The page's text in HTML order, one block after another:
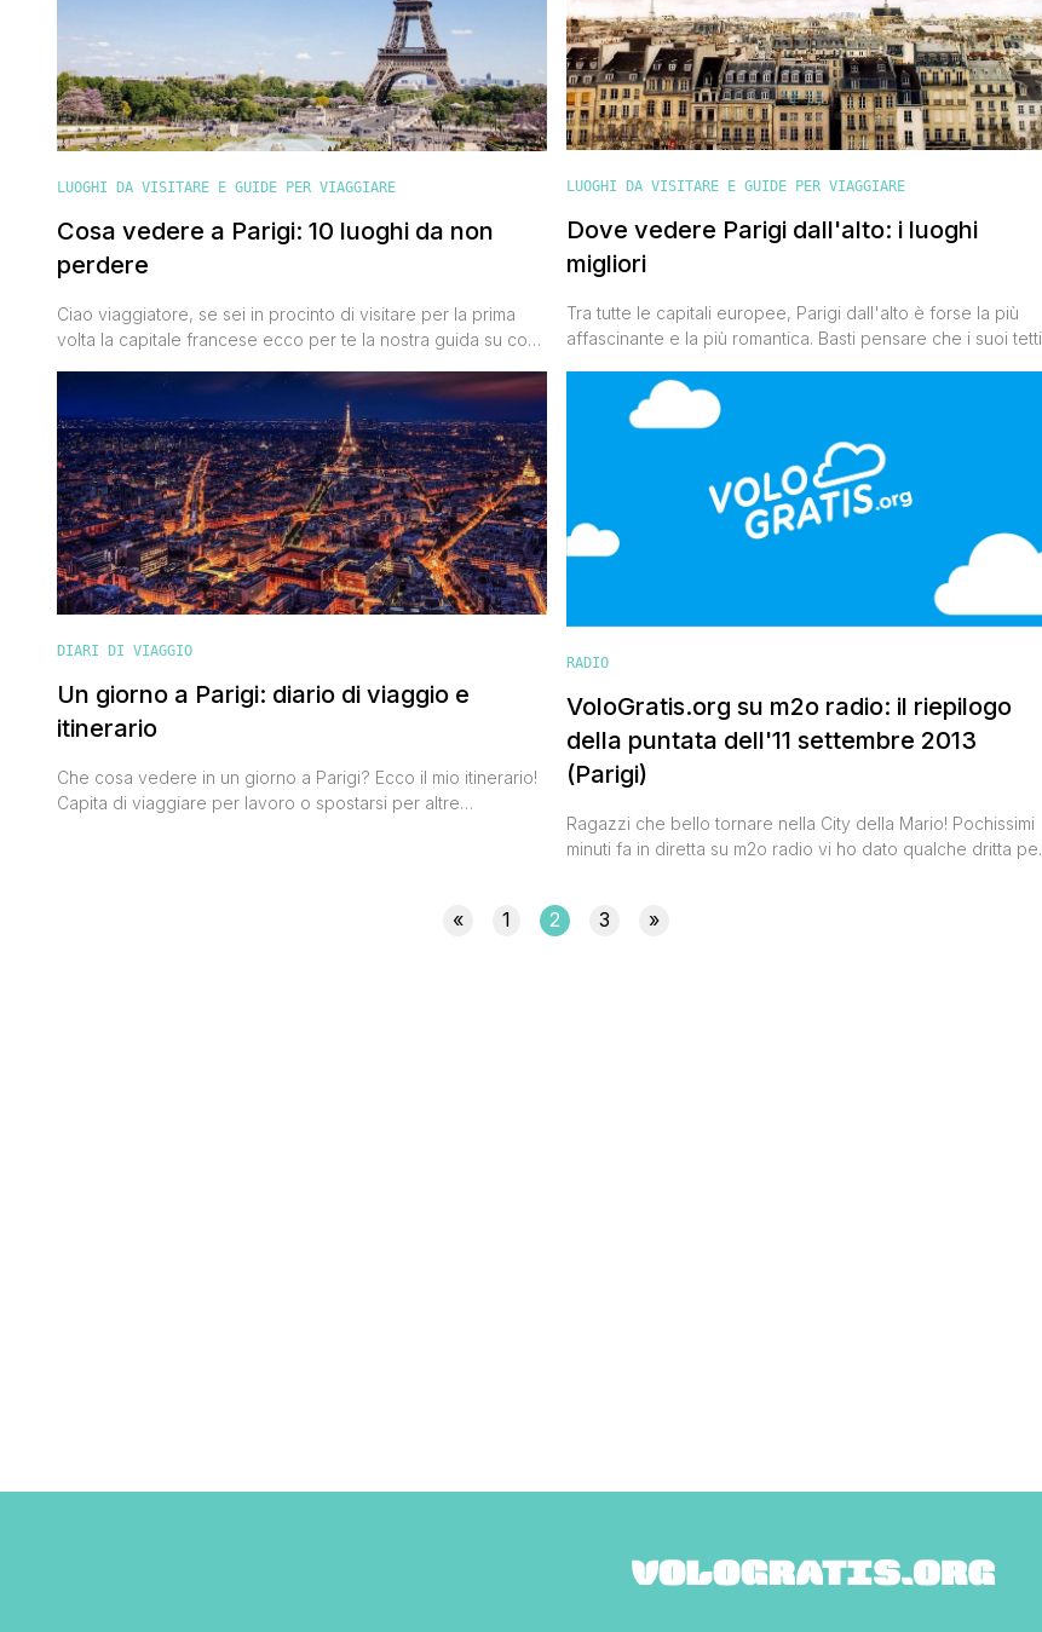
LUOGHI DA VISITARE E GUIDE PER VIAGGIARE
Cosa vedere a Parigi: 10 luoghi da non
perdere
Ciao viaggiatore, se sei in procinto di visitare per la prima
volta la capitale francese ecco per te la nostra guida su cosa
innamorare a prima vista della Ville Lumière, una delle città
più belle ma anche più romantiche del mondo. Chissà quante
volte avrai sognato di passeggiare per [']
LUOGHI DA VISITARE E GUIDE PER VIAGGIARE
Dove vedere Parigi dall'alto: i luoghi
migliori
Tra tutte le capitali europee, Parigi dall'alto è forse la più
affascinante e la più romantica. Basti pensare che i suoi tetti
Per vederli però bisogna cambiare punto di vista e cercare
luoghi sopraelevati che permettano di godere al meglio di
questo spettacolo. Ecco quindi dove vedere Parigi dall'alto.
DIARI DI VIAGGIO
Un giorno a Parigi: diario di viaggio e
itinerario
Che cosa vedere in un giorno a Parigi? Ecco il mio itinerario!
Capita di viaggiare per lavoro o spostarsi per altre
RADIO
VoloGratis.org su m2o radio: il riepilogo
della puntata dell'11 settembre 2013
(Parigi)
Ragazzi che bello tornare nella City della Mario! Pochissimi
minuti fa in diretta su m2o radio vi ho dato qualche dritta per
per voi il riepilogo. Partiamo dal volo, su Ryanair si trovano
« 1 2 3 »